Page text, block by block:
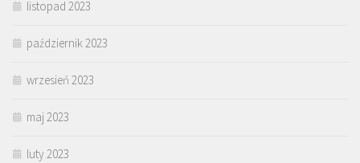
listopad 2023
październik 2023
wrzesień 2023
maj 2023
luty 2023